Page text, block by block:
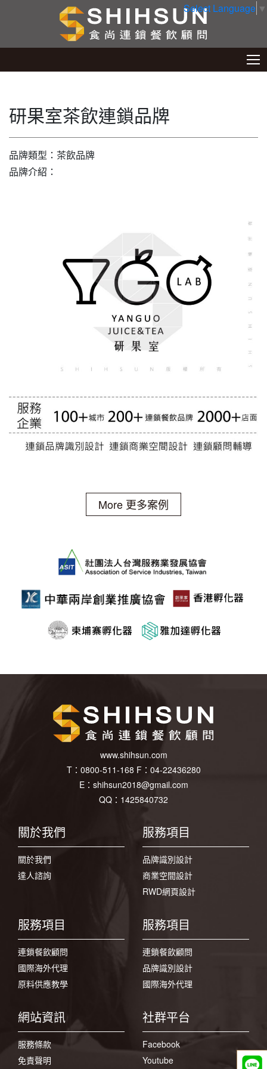
Select Language ▼
研果室茶飲連鎖品牌
品牌類型：茶飲品牌
品牌介紹：
More 更多案例
www.shihsun.com
T： 0800-511-168 F： 04-22436280
E： shihsun2018@gmail.com
QQ：1425840732
關於我們
關於我們
達人諮詢
服務項目
品牌識別設計
商業空間設計
RWD網頁設計
服務項目
連鎖餐飲顧問
國際海外代理
原料供應教學
服務項目
連鎖餐飲顧問
品牌識別設計
國際海外代理
網站資訊
服務條款
免責聲明
社群平台
Facebook
Youtube